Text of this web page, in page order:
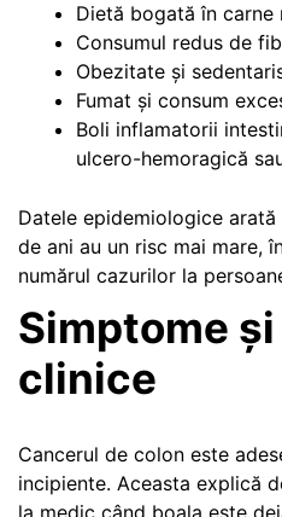
Dietă bogată în carne
Consumul redus de
Obezitate și
Fumat și consum
Boli inflamatorii
ulcero-hemoragică
Datele epidemiologice
de ani au un risc mai mare,
numărul cazurilor la
Simptome
clinice
Cancerul de colon este
incipiente. Aceasta explică